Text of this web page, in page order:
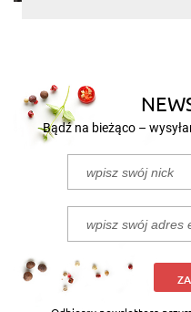
Bądź na bieżąco –